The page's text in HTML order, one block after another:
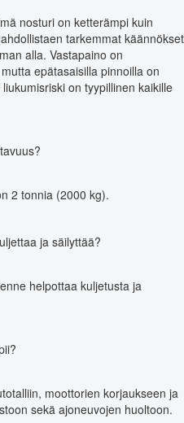
nosturi on ketterämpi kuin
tarkemmat käännökset
alla. Vastapaino on
epätasaisilla pinnoilla on
on tyypillinen kaikille
2 tonnia (2000 kg).
ja säilyttää?
helpottaa kuljetusta ja
moottorien korjaukseen ja
sekä ajoneuvojen huoltoon.